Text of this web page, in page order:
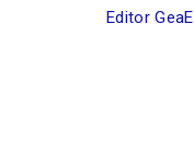
Editor GeaE